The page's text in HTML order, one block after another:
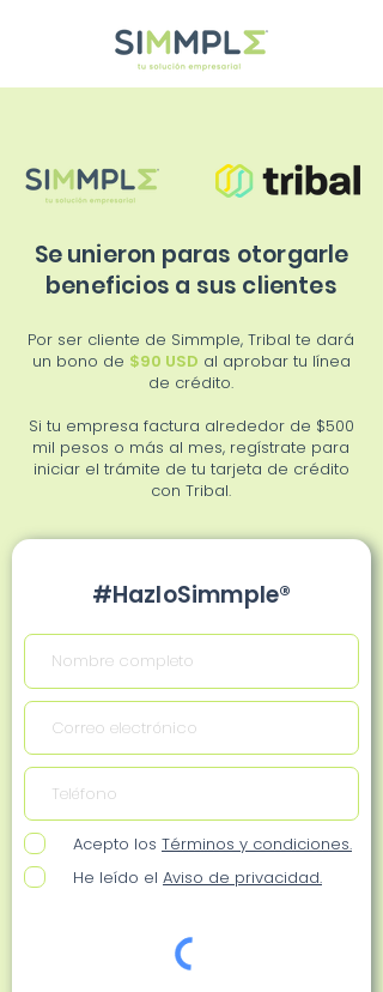
Se unieron paras otorgarle
beneficios a sus clientes
Por ser cliente de Simmple, Tribal te dará
un bono de $90 USD al aprobar tu línea
de crédito.
Si tu empresa factura alrededor de $500
mil pesos o más al mes, regístrate para
iniciar el trámite de tu tarjeta de crédito
con Tribal.
#HazloSimmple®
Acepto los Términos y condiciones.
He leído el Aviso de privacidad.